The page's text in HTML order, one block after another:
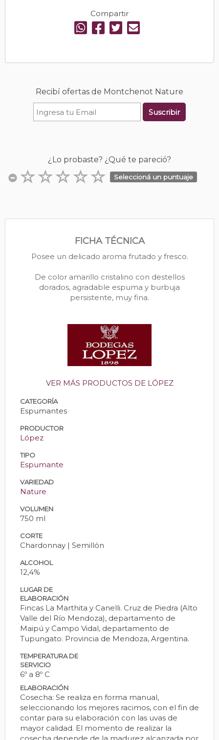
Compartir
Recibí ofertas de Montchenot Nature
Suscribir
¿Lo probaste? ¿Qué te pareció?
Seleccioná un puntuaje
FICHA TÉCNICA
Posee un delicado aroma frutado y fresco.
De color amarillo cristalino con destellos
dorados, agradable espuma y burbuja
persistente, muy fina.
VER MÁS PRODUCTOS DE LÓPEZ
CATEGORÍA
Espumantes
PRODUCTOR
López
TIPO
Espumante
VARIEDAD
Nature
VOLUMEN
750 ml
CORTE
Chardonnay | Semillón
ALCOHOL
12,4%
LUGAR DE
ELABORACIÓN
Fincas La Marthita y Canelli. Cruz de Piedra (Alto
Valle del Río Mendoza), departamento de
Maipú y Campo Vidal, departamento de
Tupungato. Provincia de Mendoza, Argentina.
TEMPERATURA DE
SERVICIO
6º a 8º C
ELABORACIÓN
Cosecha: Se realiza en forma manual,
seleccionando los mejores racimos, con el fin de
contar para su elaboración con las uvas de
mayor calidad. El momento de realizar la